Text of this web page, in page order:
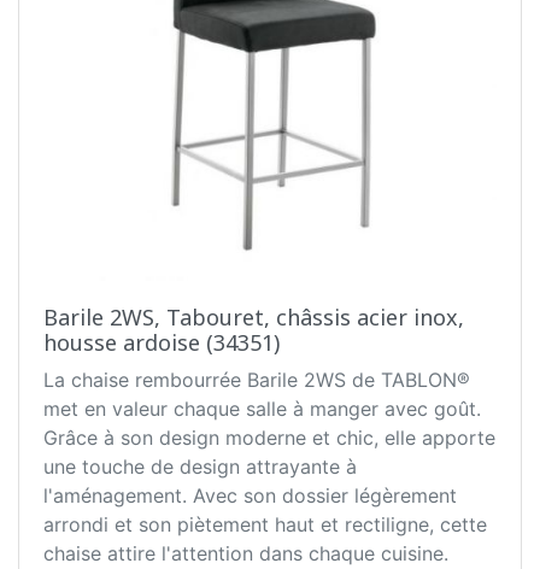
Barile 2WS, Tabouret, châssis acier inox,
housse ardoise (34351)
La chaise rembourrée Barile 2WS de TABLON®
met en valeur chaque salle à manger avec goût.
Grâce à son design moderne et chic, elle apporte
une touche de design attrayante à
l'aménagement. Avec son dossier légèrement
arrondi et son piètement haut et rectiligne, cette
chaise attire l'attention dans chaque cuisine.